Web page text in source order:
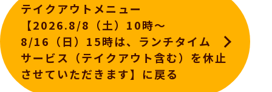
テイクアウトメニュー
【2026.8/8（土）10時～
8/16（日）15時は、ランチタイム
サービス（テイクアウト含む）を休止
させていただきます】に戻る